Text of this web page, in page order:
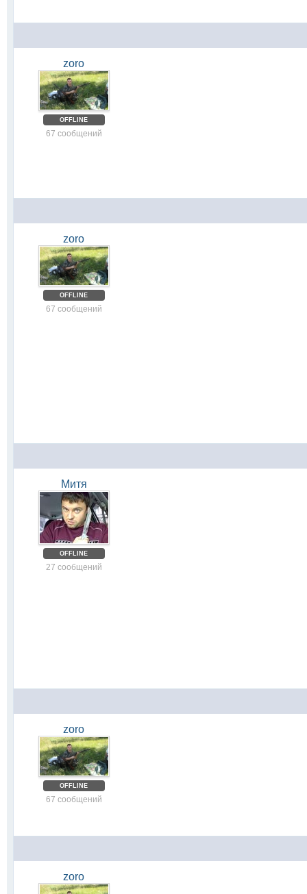
zoro
OFFLINE
67 сообщений
zoro
OFFLINE
67 сообщений
Митя
OFFLINE
27 сообщений
zoro
OFFLINE
67 сообщений
zoro